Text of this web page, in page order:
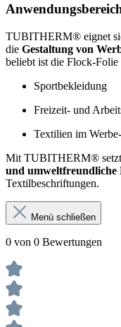
TUBITHERM® eignet
die Gestaltung von
beliebt ist die Flock-Folie
Sportbekleidung
Freizeit- und
Textilien im
Mit TUBITHERM® setzt
und umweltfreundliche
Textilbeschriftungen.
Menü schließen
0 von 0 Bewertungen